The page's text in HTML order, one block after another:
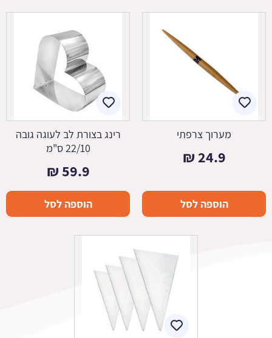
מערוך צרפתי
24.9
₪
הוספה לסל
רינג בצורת לב לעוגה גובה
22/10 ס"מ
59.9
₪
הוספה לסל